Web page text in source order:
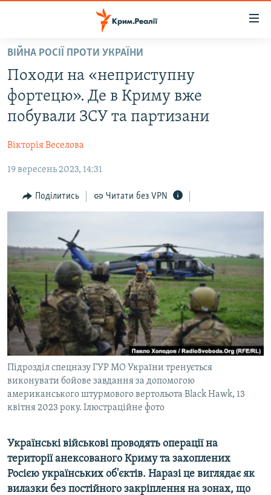
Перейти
основного
матеріалу
Перейти
до
основної
навігації
Перейти
пошуку
ВОДА.КРИМ
ВІДЕО ТА ФОТО
БЛОГИ
ПОГЛЯД
ІНТЕРВ'Ю
СПЕЦПРОЕКТИ
ДЕПОРТАЦІЯ
ВІДЕОУРОКИ «ELIFBE»
СВІДЧЕННЯ ОКУПАЦІЇ
УКРАЇНСЬКА ПРОБЛЕМА КРИМУ
ІНФОГРАФІКА
ЯК ОБІЙТИ БЛОКУВАННЯ
Русский
Qırımtatar
ДОЛУЧАЙСЯ!
Усі сайти RFE/RL
ВІЙНА РОСІЇ ПРОТИ УКРАЇНИ
Походи на «неприступну
фортецю». Де в Криму вже
побували ЗСУ та партизани
Вікторія Веселова
19 вересень 2023, 14:31
Поділитись Читати без VPN
Підрозділ спецназу ГУР МО України тренується
виконувати бойове завдання за допомогою
американського штурмового вертольота Black Hawk, 13
квітня 2023 року. Ілюстраційне фото
Українські військові проводять операції на
території анексованого Криму та захоплених
Росією українських об'єктів. Наразі це виглядає як
вилазки без постійного закріплення на зонах, що